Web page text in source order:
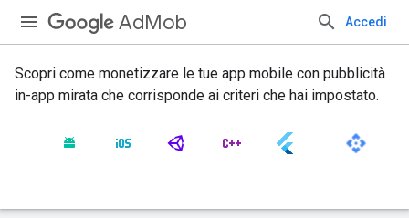
AdMob Accedi
Scopri come monetizzare le tue app mobile con pubblicità
in-app mirata che corrisponde ai criteri che hai impostato.